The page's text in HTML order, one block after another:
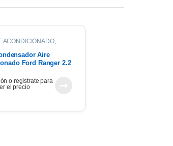
ACONDICIONADO,
Aire
Ford Ranger 2.2
o regístrate para
el precio